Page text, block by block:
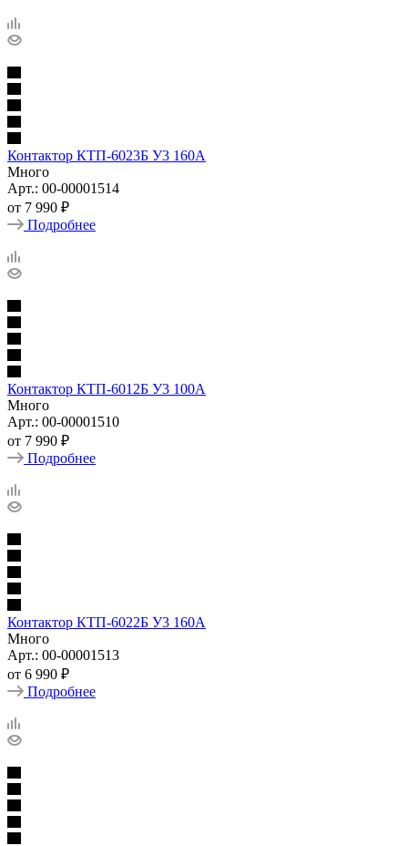
Контактор КТП-6023Б У3 160А
Много
Арт.: 00-00001514
от 7 990 ₽
Подробнее
Контактор КТП-6012Б У3 100А
Много
Арт.: 00-00001510
от 7 990 ₽
Подробнее
Контактор КТП-6022Б У3 160А
Много
Арт.: 00-00001513
от 6 990 ₽
Подробнее